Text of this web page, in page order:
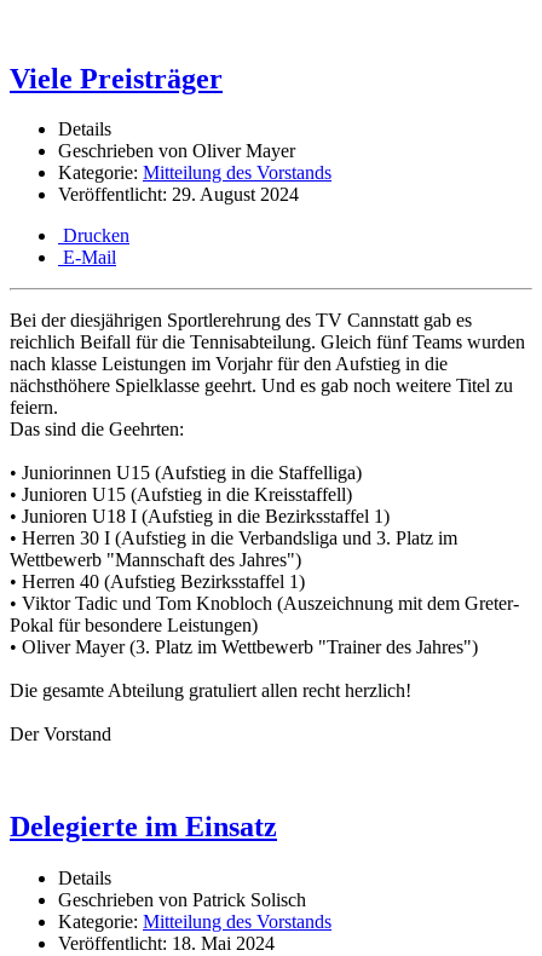
Viele Preisträger
Details
Geschrieben von Oliver Mayer
Kategorie: Mitteilung des Vorstands
Veröffentlicht: 29. August 2024
Drucken
E-Mail
Bei der diesjährigen Sportlerehrung des TV Cannstatt gab es
reichlich Beifall für die Tennisabteilung. Gleich fünf Teams wurden
nach klasse Leistungen im Vorjahr für den Aufstieg in die
nächsthöhere Spielklasse geehrt. Und es gab noch weitere Titel zu
feiern.
Das sind die Geehrten:
• Juniorinnen U15 (Aufstieg in die Staffelliga)
• Junioren U15 (Aufstieg in die Kreisstaffell)
• Junioren U18 I (Aufstieg in die Bezirksstaffel 1)
• Herren 30 I (Aufstieg in die Verbandsliga und 3. Platz im
Wettbewerb "Mannschaft des Jahres")
• Herren 40 (Aufstieg Bezirksstaffel 1)
• Viktor Tadic und Tom Knobloch (Auszeichnung mit dem Greter-
Pokal für besondere Leistungen)
• Oliver Mayer (3. Platz im Wettbewerb "Trainer des Jahres")
Die gesamte Abteilung gratuliert allen recht herzlich!
Der Vorstand
Delegierte im Einsatz
Details
Geschrieben von Patrick Solisch
Kategorie: Mitteilung des Vorstands
Veröffentlicht: 18. Mai 2024